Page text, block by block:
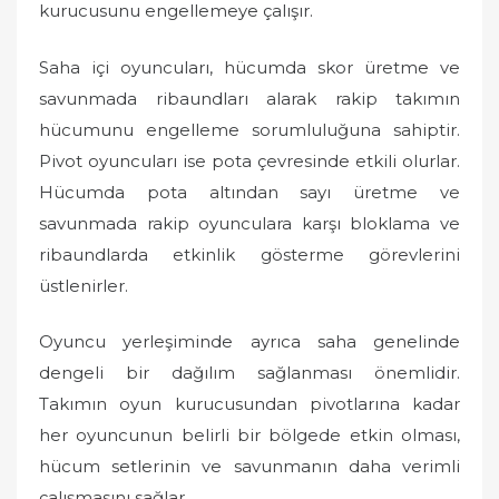
kurucusunu engellemeye çalışır.
Saha içi oyuncuları, hücumda skor üretme ve
savunmada ribaundları alarak rakip takımın
hücumunu engelleme sorumluluğuna sahiptir.
Pivot oyuncuları ise pota çevresinde etkili olurlar.
Hücumda pota altından sayı üretme ve
savunmada rakip oyunculara karşı bloklama ve
ribaundlarda etkinlik gösterme görevlerini
üstlenirler.
Oyuncu yerleşiminde ayrıca saha genelinde
dengeli bir dağılım sağlanması önemlidir.
Takımın oyun kurucusundan pivotlarına kadar
her oyuncunun belirli bir bölgede etkin olması,
hücum setlerinin ve savunmanın daha verimli